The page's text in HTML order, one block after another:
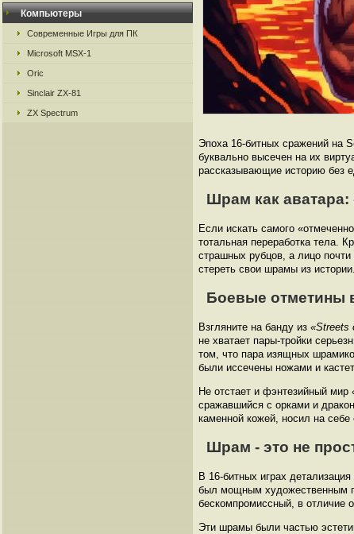
Компьютеры
Современные Игры для ПК
Microsoft MSX-1
Oric
Sinclair ZX-81
ZX Spectrum
Эпоха 16-битных сражений на
буквально высечен на их
рассказывающие историю без
Шрам как аватара:
Если искать самого
тотальная переработка тела.
страшных рубцов, а лицо
стереть свои шрамы из
Боевые отметины
Взгляните на банду из «Streets
не хватает пары-тройки
том, что пара изящных
были иссечены ножами и
Не отстает и фэнтезийный мир
сражавшийся с орками и
каменной кожей, носил на себе
Шрам - это не
В 16-битных играх
был мощным художественным
бескомпромиссный, в отличие
Эти шрамы были частью